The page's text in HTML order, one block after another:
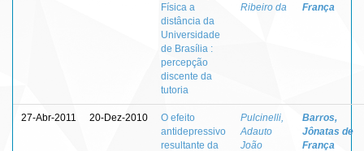
Física a
distância da
Universidade
de Brasília :
percepção
discente da
tutoria
Ribeiro da
França
27-Abr-2011 20-Dez-2010
O efeito
antidepressivo
resultante da
Pulcinelli,
Adauto
João
Barros,
Jônatas de
França